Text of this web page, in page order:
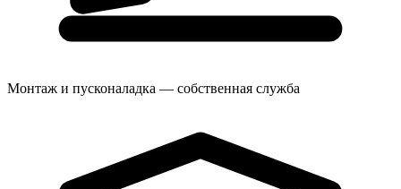
Монтаж и пусконаладка — собственная служба